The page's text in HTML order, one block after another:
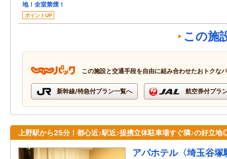
地！全室禁煙！
ポイントUP
この施
この施設と交通手段を自由に組み合わせたおトクな
新幹線/特急付プラン一覧へ 航空券付プラ
上野駅から25分！都心近♪駅近♪提携立体駐車場すぐ隣♪の好立地
アパホテル〈埼玉谷塚